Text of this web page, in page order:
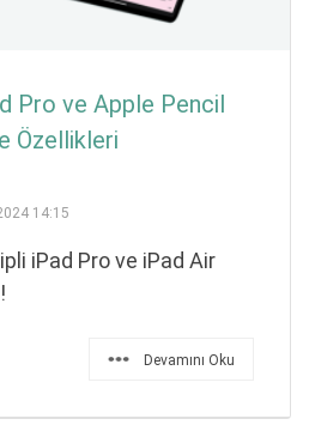
Pro ve Apple Pencil
Özellikleri
14:15
iPad Pro ve iPad Air
Devamını Oku